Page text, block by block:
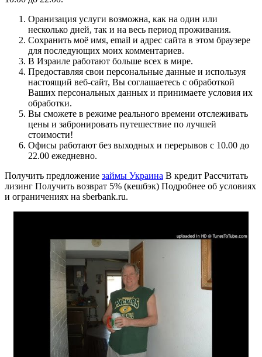
Оранизация услуги возможна, как на один или
несколько дней, так и на весь период проживания.
Сохранить моё имя, email и адрес сайта в этом браузере
для последующих моих комментариев.
В Израиле работают больше всех в мире.
Предоставляя свои персональные данные и используя
настоящий веб-сайт, Вы соглашаетесь с обработкой
Ваших персональных данных и принимаете условия их
обработки.
Вы сможете в режиме реального времени отслеживать
цены и забронировать путешествие по лучшей
стоимости!
Офисы работают без выходных и перерывов с 10.00 до
22.00 ежедневно.
Получить предложение займы Украина В кредит Рассчитать
лизинг Получить возврат 5% (кешбэк) Подробнее об условиях
и ограничениях на sberbank.ru.